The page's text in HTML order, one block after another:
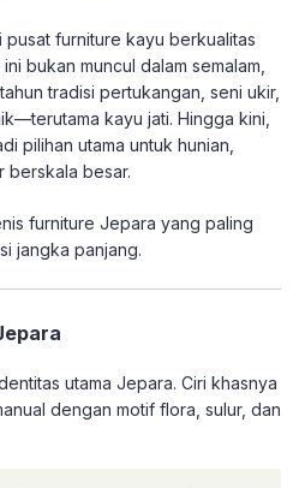
furniture kayu berkualitas
bukan muncul dalam semalam,
tradisi pertukangan, seni ukir,
kayu jati. Hingga kini,
pilihan utama untuk hunian,
berskala besar.
furniture Jepara yang paling
jangka panjang.
utama Jepara. Ciri khasnya
dengan motif flora, sulur, dan